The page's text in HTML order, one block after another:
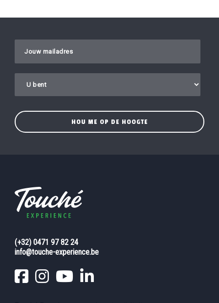
Gelieve dit veld leeg te laten.
(+32) 0471 97 82 24
info@touche-experience.be